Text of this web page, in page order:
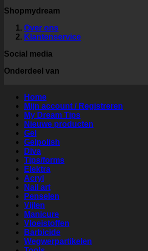
Shopmydream
Over ons
Klantenservice
Social media
Onderdeel van
Home
Mijn account / Registreren
My Dream Tips
Nieuwe producten
Gel
Gelpolish
Diva
Tips/forms
Elektra
Acryl
Nail art
Penselen
Vijlen
Manicure
Vloeistoffen
Barbicide
Wegwerpartikelen